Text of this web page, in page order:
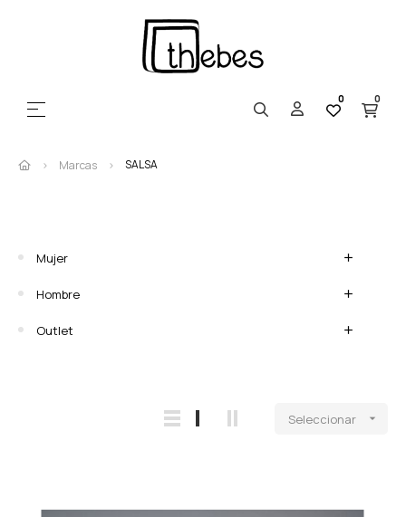
Navegación de palanca
☰ 0 0
Marcas SALSA
Mujer
Hombre
Outlet
Seleccionar 